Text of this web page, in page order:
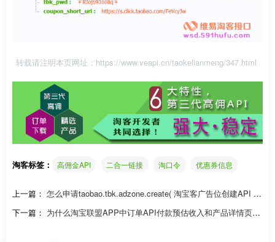
转载请注明本页网址： https://www.veapi.cn/taokelianmeng/347.html
淘客标签： 高佣金API 二合一链接 淘口令 优惠券信息
上一篇： 怎么申请taobao.tbk.adzone.create( 淘宝客广告位创建API )
创建PID接口？
下一篇： 为什么淘宝联盟APP中订单API付款预估收入和产品详情页预